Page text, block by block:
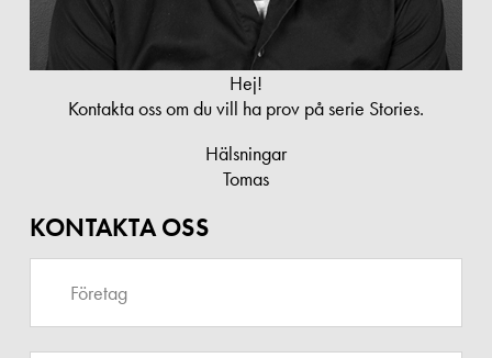
Hej!
Kontakta oss om du vill ha prov på serie Stories.
Hälsningar
Tomas
KONTAKTA OSS